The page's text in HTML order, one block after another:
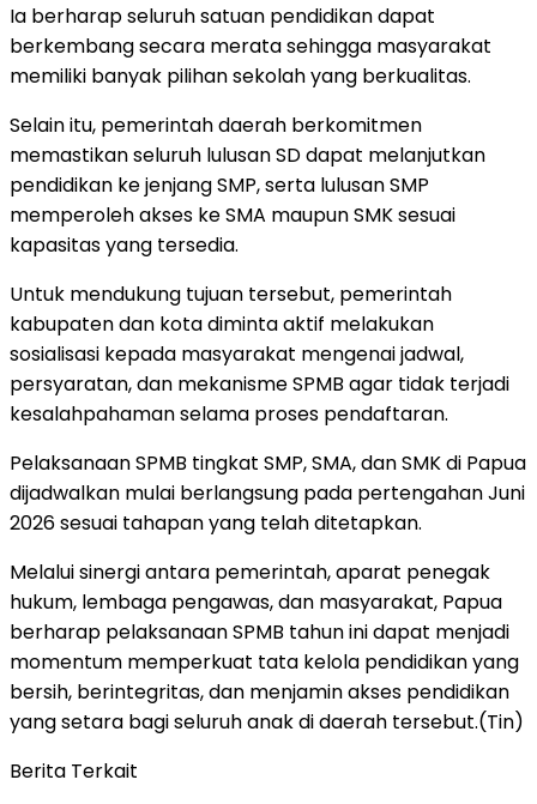
Ia berharap seluruh satuan pendidikan dapat
berkembang secara merata sehingga masyarakat
memiliki banyak pilihan sekolah yang berkualitas.
Selain itu, pemerintah daerah berkomitmen
memastikan seluruh lulusan SD dapat melanjutkan
pendidikan ke jenjang SMP, serta lulusan SMP
memperoleh akses ke SMA maupun SMK sesuai
kapasitas yang tersedia.
Untuk mendukung tujuan tersebut, pemerintah
kabupaten dan kota diminta aktif melakukan
sosialisasi kepada masyarakat mengenai jadwal,
persyaratan, dan mekanisme SPMB agar tidak terjadi
kesalahpahaman selama proses pendaftaran.
Pelaksanaan SPMB tingkat SMP, SMA, dan SMK di Papua
dijadwalkan mulai berlangsung pada pertengahan Juni
2026 sesuai tahapan yang telah ditetapkan.
Melalui sinergi antara pemerintah, aparat penegak
hukum, lembaga pengawas, dan masyarakat, Papua
berharap pelaksanaan SPMB tahun ini dapat menjadi
momentum memperkuat tata kelola pendidikan yang
bersih, berintegritas, dan menjamin akses pendidikan
yang setara bagi seluruh anak di daerah tersebut.(Tin)
Berita Terkait